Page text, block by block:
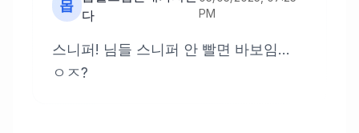
몹
다
PM
스니퍼! 님들 스니퍼 안 빨면 바보임...
ㅇㅈ?